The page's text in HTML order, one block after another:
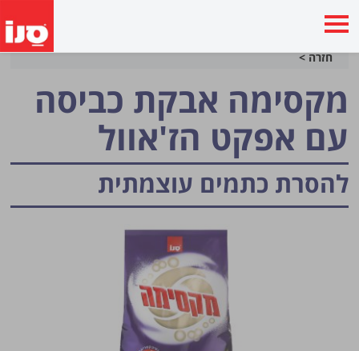
חזרה >
מקסימה אבקת כביסה
עם אפקט הז'אוול
להסרת כתמים עוצמתית